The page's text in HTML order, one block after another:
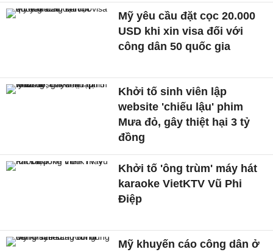
Mỹ yêu cầu đặt cọc 20.000
USD khi xin visa đối với
công dân 50 quốc gia
Khởi tố sinh viên lập
website 'chiếu lậu' phim
Mưa đỏ, gây thiệt hại 3 tỷ
đồng
Khởi tố 'ông trùm' máy hát
karaoke VietKTV Vũ Phi
Điệp
Mỹ khuyến cáo công dân ở